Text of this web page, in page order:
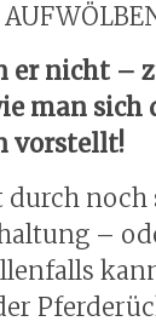
er nicht –
man sich
vorstellt!
noch
–